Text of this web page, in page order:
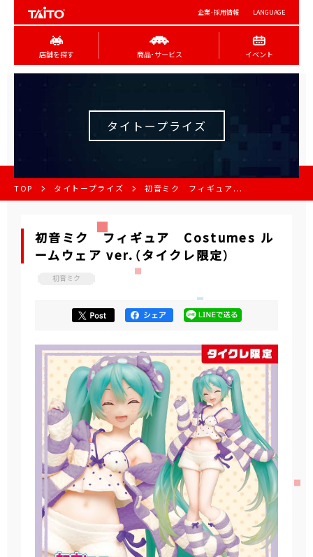
企業･採用情報 LANGUAGE
店舗を探す 商品･サービス イベント
タイトープライズ
TOP タイトープライズ 初音ミク フィギュア...
初音ミク フィギュア Costumes ル
ームウェア ver.（タイクレ限定）
初音ミク